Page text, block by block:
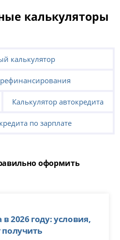
калькуляторы
калькулятор
Калькулятор автокредита
по зарплате
оформить
2026 году: условия,